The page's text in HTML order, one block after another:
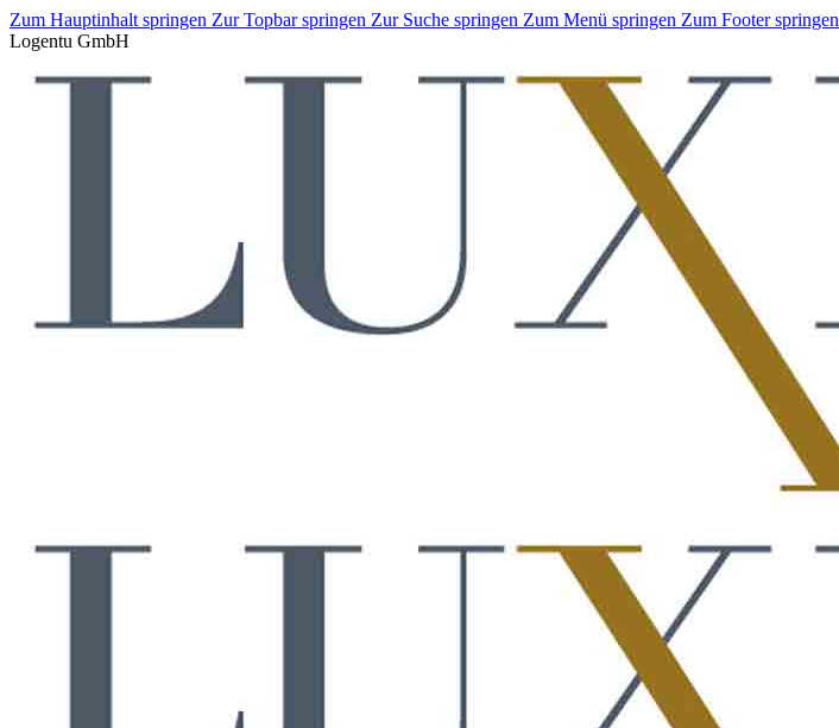
Zum Hauptinhalt springen Zur Topbar springen Zur Suche springen Zum Menü springen Zum Footer springen
Logentu GmbH